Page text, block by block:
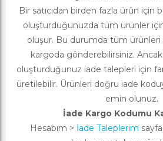
Bir satıcıdan birden fazla ürün için
oluşturduğunuzda tüm ürünler
oluşur. Bu durumda tüm ürünleri
kargoda gönderebilirsiniz.
oluşturduğunuz iade talepleri için
üretilebilir. Ürünleri doğru iade
emin olunuz.
İade Kargo Kodumu
Hesabım > İade Taleplerim